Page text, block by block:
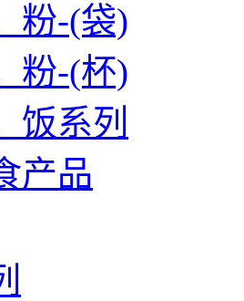
粉-(袋)
粉-(杯)
饭系列
产品